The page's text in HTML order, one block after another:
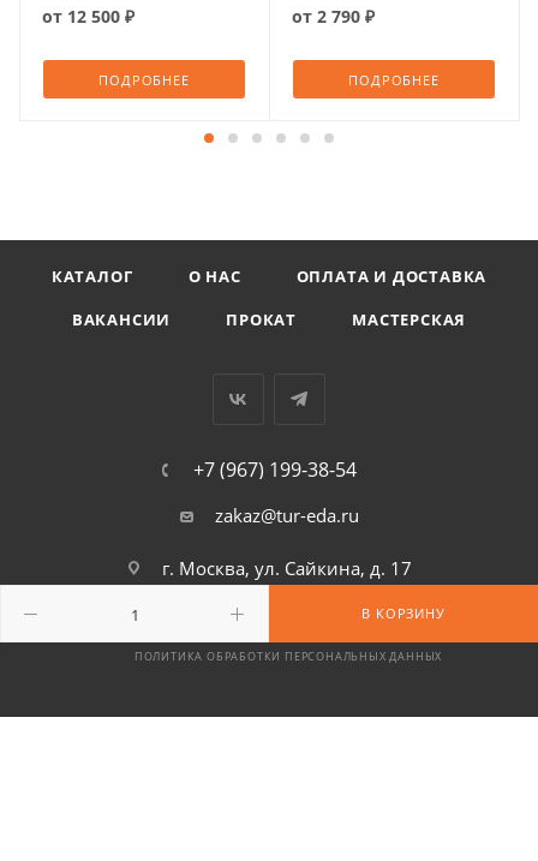
В КОРЗИНУ
от 12 500 ₽
ПОДРОБНЕЕ
от 2 790 ₽
ПОДРОБНЕЕ
КАТАЛОГ О НАС
ОПЛАТА И ДОСТАВКА
ВАКАНСИИ
ПРОКАТ МАСТЕРСКАЯ
+7 (967) 199-38-54
zakaz@tur-eda.ru
г. Москва, ул. Сайкина, д. 17
СОГЛАСИЕ НА ОБРАБОТКУ ПЕРСОНАЛЬНЫХ ДАННЫХ
ПОЛИТИКА ОБРАБОТКИ ПЕРСОНАЛЬНЫХ ДАННЫХ